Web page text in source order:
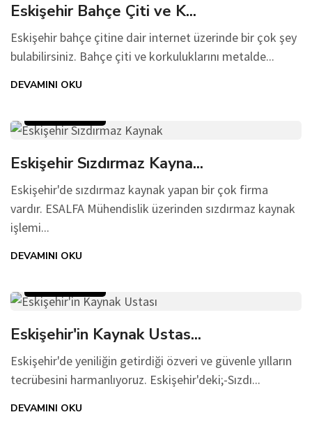
Eskişehir Bahçe Çiti ve K...
Eskişehir bahçe çitine dair internet üzerinde bir çok şey
bulabilirsiniz. Bahçe çiti ve korkuluklarını metalde...
DEVAMINI OKU
Eskişehir Sızdırmaz Kayna...
Eskişehir'de sızdırmaz kaynak yapan bir çok firma
vardır. ESALFA Mühendislik üzerinden sızdırmaz kaynak
işlemi...
DEVAMINI OKU
Eskişehir'in Kaynak Ustas...
Eskişehir'de yeniliğin getirdiği özveri ve güvenle yılların
tecrübesini harmanlıyoruz. Eskişehir'deki;-Sızdı...
DEVAMINI OKU